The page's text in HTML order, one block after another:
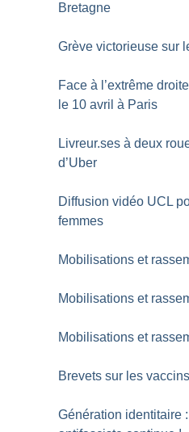
Bretagne
Grève victorieuse sur
Face à l’extrême
le 10 avril à Paris
Livreur.ses à deux
d’Uber
Diffusion vidéo UCL
femmes
Mobilisations et
Mobilisations et
Mobilisations et
Brevets sur les
Génération identitaire